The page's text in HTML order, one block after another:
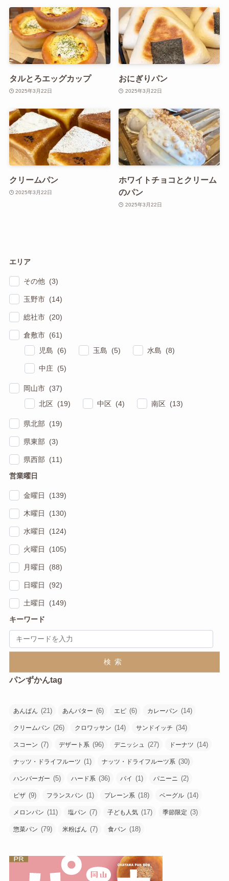
タルとろエッグカップ
2025年3月22日
おにぎりパン
2025年3月22日
クリームパン
2025年3月22日
ホワイトチョコとクリーム
のパン
2025年3月22日
エリア
その他 (3)
玉野市 (14)
総社市 (20)
倉敷市 (61)
児島 (6)
玉島 (5) 水島 (8)
中庄 (5)
岡山市 (37)
北区 (19)
中区 (4) 南区 (13)
県北部 (19)
県東部 (3)
県西部 (11)
営業曜日
金曜日 (139)
木曜日 (130)
水曜日 (124)
火曜日 (105)
月曜日 (88)
日曜日 (92)
土曜日 (149)
キーワード
検索
パンずかんtag
あんぱん (21) あんバター (6) エピ (6) カレーパン (14)
クリームパン (26) クロワッサン (14) サンドイッチ (34)
スコーン (7) デザート系 (96) デニッシュ (27) ドーナツ (14)
ナッツ・ドライフルーツ (1) ナッツ・ドライフルーツ系 (30)
ハンバーガー (5) ハード系 (36) パイ (1) パニーニ (2)
ピザ (9) フランスパン (1) プレーン系 (18) ベーグル (14)
メロンパン (11) 塩パン (7) 子ども人気 (17) 季節限定 (3)
惣菜パン (79) 米粉ぱん (7) 食パン (18)